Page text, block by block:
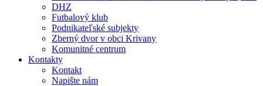
DHZ
Futbalový klub
Podnikateľské subjekty
Zberný dvor v obci Krivany
Komunitné centrum
Kontakty
Kontakt
Napište nám